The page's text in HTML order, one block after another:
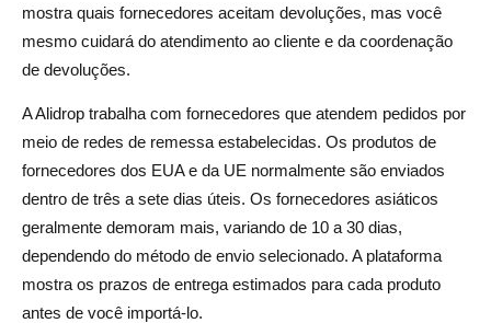
mostra quais fornecedores aceitam devoluções, mas você
mesmo cuidará do atendimento ao cliente e da coordenação
de devoluções.
A Alidrop trabalha com fornecedores que atendem pedidos por
meio de redes de remessa estabelecidas. Os produtos de
fornecedores dos EUA e da UE normalmente são enviados
dentro de três a sete dias úteis. Os fornecedores asiáticos
geralmente demoram mais, variando de 10 a 30 dias,
dependendo do método de envio selecionado. A plataforma
mostra os prazos de entrega estimados para cada produto
antes de você importá-lo.